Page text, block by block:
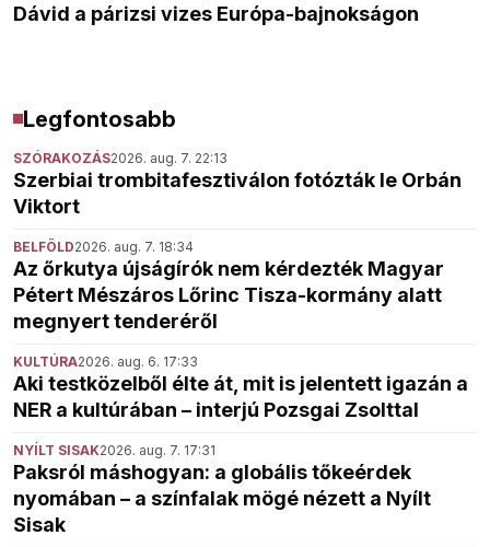
Dávid a párizsi vizes Európa-bajnokságon
Legfontosabb
SZÓRAKOZÁS2026. aug. 7. 22:13
Szerbiai trombitafesztiválon fotózták le Orbán
Viktort
BELFÖLD2026. aug. 7. 18:34
Az őrkutya újságírók nem kérdezték Magyar
Pétert Mészáros Lőrinc Tisza-kormány alatt
megnyert tenderéről
KULTÚRA2026. aug. 6. 17:33
Aki testközelből élte át, mit is jelentett igazán a
NER a kultúrában – interjú Pozsgai Zsolttal
NYÍLT SISAK2026. aug. 7. 17:31
Paksról máshogyan: a globális tőkeérdek
nyomában – a színfalak mögé nézett a Nyílt
Sisak